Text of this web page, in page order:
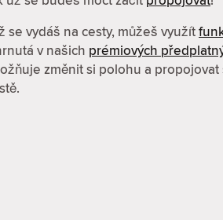
se vydáš na cesty, můžeš využít
v našich prémiových
změnit si polohu a propojovat